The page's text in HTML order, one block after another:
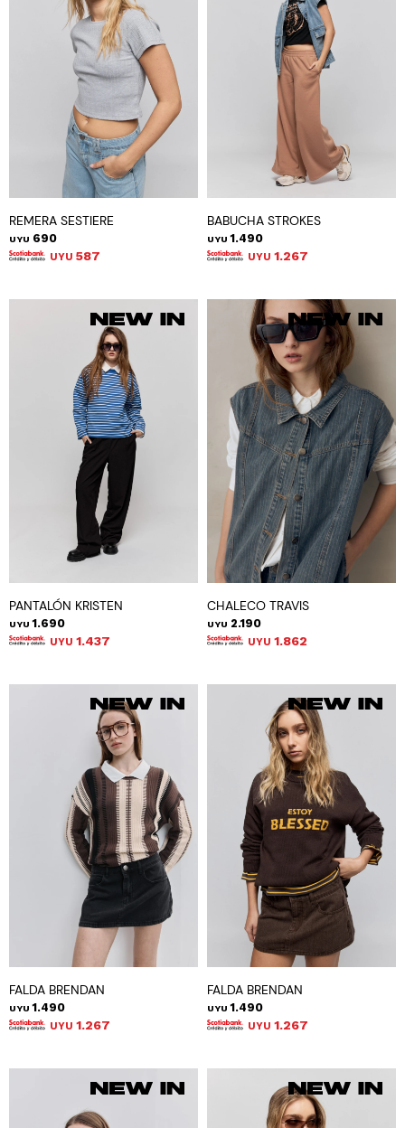
REMERA SESTIERE
UYU 690
UYU 587
BABUCHA STROKES
UYU 1.490
UYU 1.267
PANTALÓN KRISTEN
UYU 1.690
UYU 1.437
CHALECO TRAVIS
UYU 2.190
UYU 1.862
FALDA BRENDAN
UYU 1.490
UYU 1.267
FALDA BRENDAN
UYU 1.490
UYU 1.267